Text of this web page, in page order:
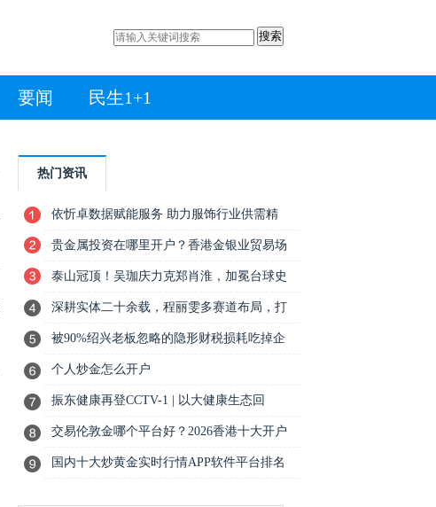
搜索
要闻 民生1+1
热门资讯
依忻卓数据赋能服务 助力服饰行业供需精
贵金属投资在哪里开户？香港金银业贸易场
泰山冠顶！吴珈庆力克郑肖淮，加冕台球史
深耕实体二十余载，程丽雯多赛道布局，打
被90%绍兴老板忽略的隐形财税损耗吃掉企
个人炒金怎么开户
振东健康再登CCTV-1 | 以大健康生态回
交易伦敦金哪个平台好？2026香港十大开户
国内十大炒黄金实时行情APP软件平台排名